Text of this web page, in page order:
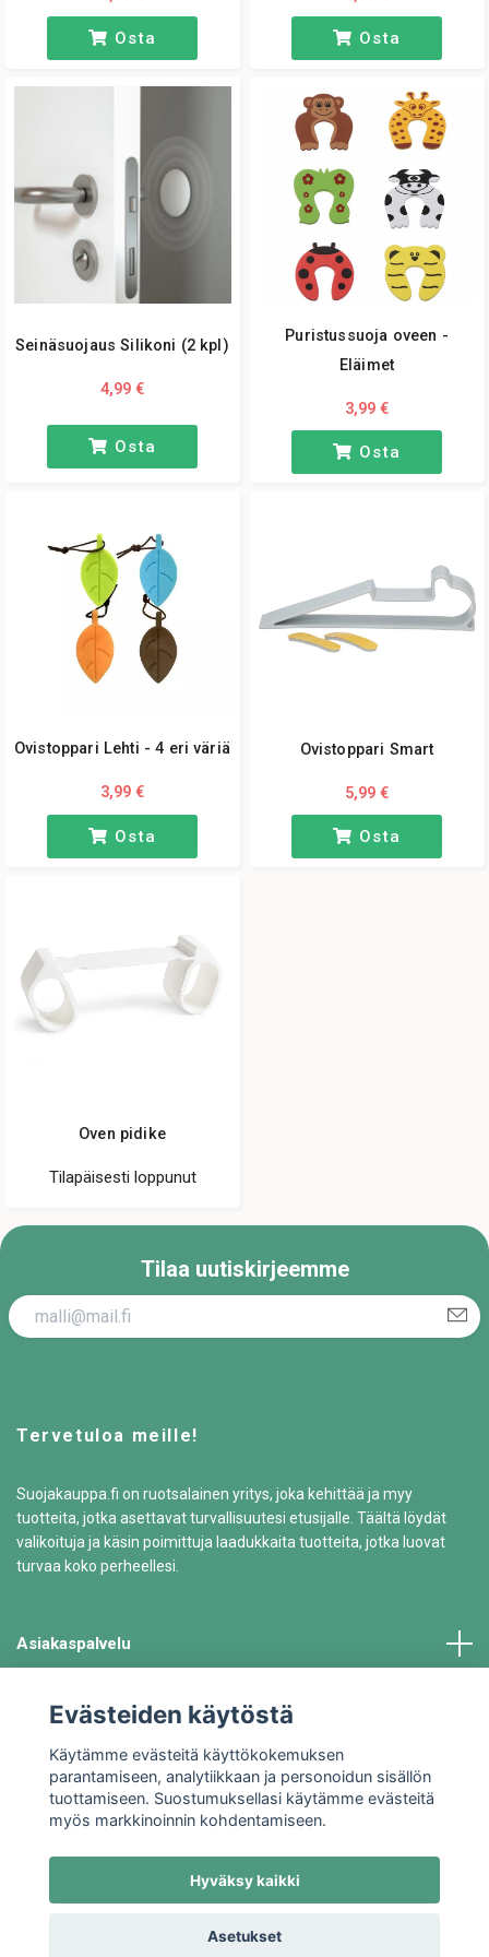
Osta Osta
Seinäsuojaus Silikoni (2 kpl)
4,99 €
Osta
Puristussuoja oveen -
Eläimet
3,99 €
Osta
Ovistoppari Lehti - 4 eri väriä
3,99 €
Osta
Ovistoppari Smart
5,99 €
Osta
Oven pidike
Tilapäisesti loppunut
Tilaa uutiskirjeemme
Tervetuloa meille!
Suojakauppa.fi on ruotsalainen yritys, joka kehittää ja myy
tuotteita, jotka asettavat turvallisuutesi etusijalle. Täältä löydät
valikoituja ja käsin poimittuja laadukkaita tuotteita, jotka luovat
turvaa koko perheellesi.
Asiakaspalvelu
Tiedot
© 2026 Suojakauppa.fi
Evästeiden käytöstä
Käytämme evästeitä käyttökokemuksen
parantamiseen, analytiikkaan ja personoidun sisällön
tuottamiseen. Suostumuksellasi käytämme evästeitä
myös markkinoinnin kohdentamiseen.
Hyväksy kaikki
Asetukset